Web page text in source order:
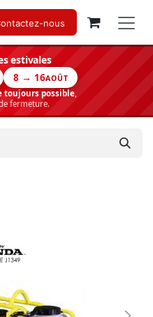
nous
estivales
8 → 16AOÛT
toujours possible,
fermeture.